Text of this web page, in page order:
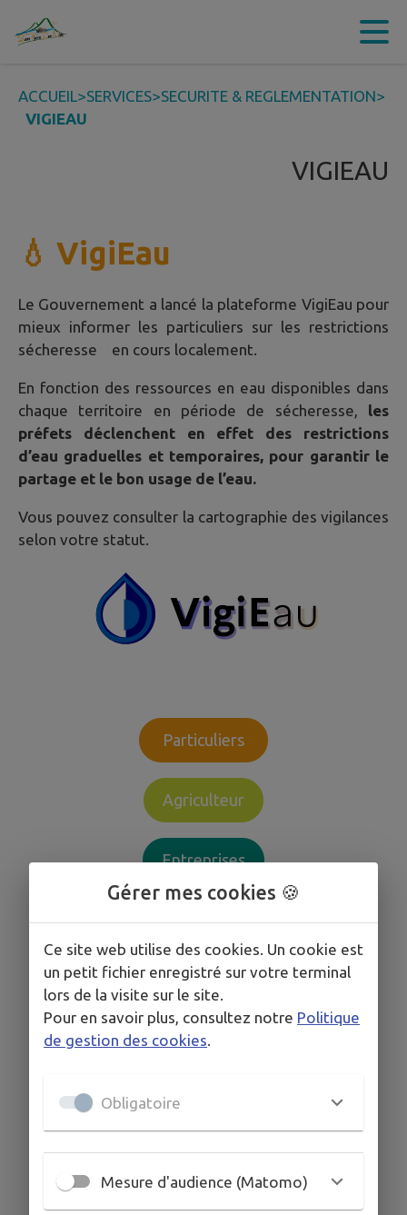
Contenu
ACCUEIL>SERVICES>SECURITE & REGLEMENTATION>
VIGIEAU
VIGIEAU
💧 VigiEau
Le Gouvernement a lancé la plateforme VigiEau pour
mieux informer les particuliers sur les restrictions
sécheresse en cours localement.
En fonction des ressources en eau disponibles dans
chaque territoire en période de sécheresse, les
préfets déclenchent en effet des restrictions
d’eau graduelles et temporaires, pour garantir le
partage et le bon usage de l’eau.
Vous pouvez consulter la cartographie des vigilances
selon votre statut.
Particuliers
Agriculteur
Entreprises
Collectivités
Gérer mes cookies 🍪
Ce site web utilise des cookies. Un cookie est
un petit fichier enregistré sur votre terminal
lors de la visite sur le site.
Pour en savoir plus, consultez notre Politique
de gestion des cookies.
Obligatoire
Mesure d'audience (Matomo)